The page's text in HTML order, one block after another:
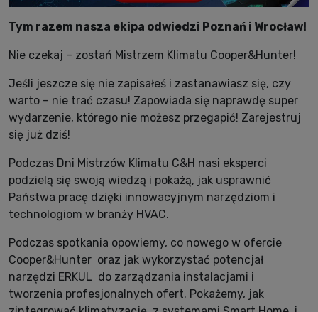
Tym razem nasza ekipa odwiedzi Poznań i Wrocław!
Nie czekaj – zostań Mistrzem Klimatu Cooper&Hunter!
Jeśli jeszcze się nie zapisałeś i zastanawiasz się, czy
warto – nie trać czasu! Zapowiada się naprawdę super
wydarzenie, którego nie możesz przegapić! Zarejestruj
się już dziś!
Podczas Dni Mistrzów Klimatu C&H nasi eksperci
podzielą się swoją wiedzą i pokażą, jak usprawnić
Państwa pracę dzięki innowacyjnym narzędziom i
technologiom w branży HVAC.
Podczas spotkania opowiemy, co nowego w ofercie
Cooper&Hunter oraz jak wykorzystać potencjał
narzędzi ERKUL do zarządzania instalacjami i
tworzenia profesjonalnych ofert. Pokażemy, jak